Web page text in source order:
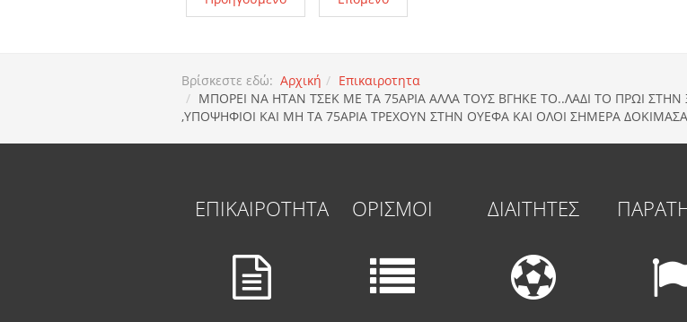
Βρίσκεστε εδώ: Αρχική
Επικαιροτητα
ΜΠΟΡΕΙ ΝΑ ΗΤΑΝ ΤΣΕΚ ΜΕ ΤΑ 75ΑΡΙΑ ΑΛΛΑ ΤΟΥΣ ΒΓΗΚΕ ΤΟ..ΛΑΔΙ ΤΟ ΠΡΩΙ
,ΥΠΟΨΗΦΙΟΙ ΚΑΙ ΜΗ ΤΑ 75ΑΡΙΑ ΤΡΕΧΟΥΝ ΣΤΗΝ ΟΥΕΦΑ ΚΑΙ ΟΛΟΙ ΣΗΜΕΡΑ
ΕΠΙΚΑΙΡΟΤΗΤΑ ΟΡΙΣΜΟΙ ΔΙΑΙΤΗΤΕΣ